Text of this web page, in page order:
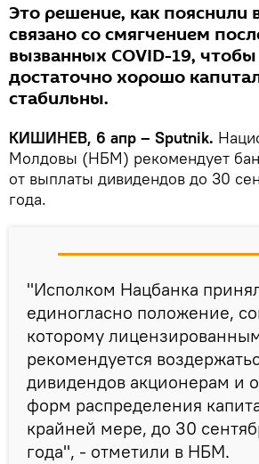
Это решение, как пояснили
связано со смягчением
вызванных COVID-19,
достаточно хорошо
стабильны.
КИШИНЕВ, 6 апр – Sputnik.
Молдовы (НБМ) рекомендует
от выплаты дивидендов до 30
года.
"Исполком Нацбанка
единогласно положение,
которому
рекомендуется
дивидендов акционерам и
форм распределения
крайней мере, до 30
года", - отметили в НБМ.